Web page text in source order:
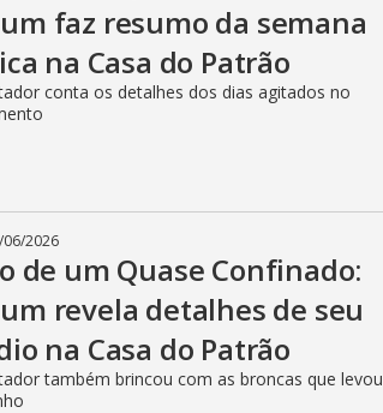
faz resumo da semana
na Casa do Patrão
conta os detalhes dos dias agitados no
2026
de um Quase Confinado:
revela detalhes de seu
na Casa do Patrão
também brincou com as broncas que levou